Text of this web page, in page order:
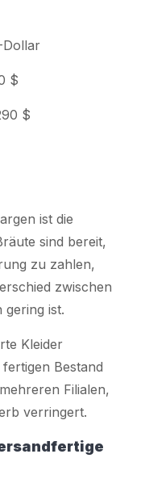
Dollar
$
$
ist die
sind bereit,
zu zahlen,
zwischen
gering ist.
Kleider
Bestand
Filialen,
verringert.